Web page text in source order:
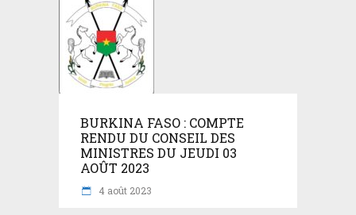
BURKINA FASO : COMPTE
RENDU DU CONSEIL DES
MINISTRES DU JEUDI 03
AOÛT 2023
4 août 2023